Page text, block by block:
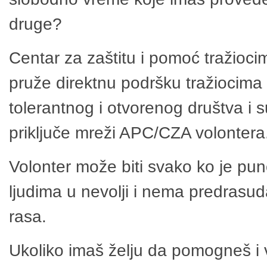
druge?
Centar za zaštitu i pomoć
pruže direktnu podršku
tolerantnog i otvorenog društva i
priključe mreži APC/CZA
Volonter može biti svako ko je
ljudima u nevolji i nema
rasa.
Ukoliko imaš želju da pomogneš